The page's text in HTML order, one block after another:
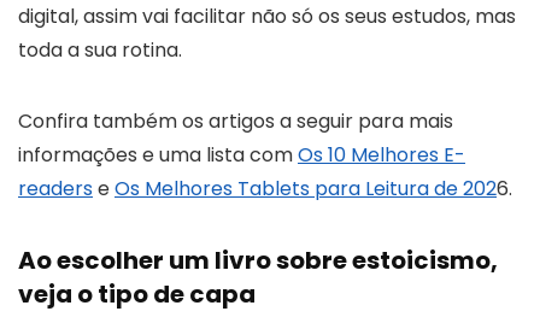
digital, assim vai facilitar não só os seus estudos, mas
toda a sua rotina.
Confira também os artigos a seguir para mais
informações e uma lista comOs 10 Melhores E-
readerseOs Melhores Tablets para Leitura de 2026.
Ao escolher um livro sobre estoicismo,
veja o tipo de capa